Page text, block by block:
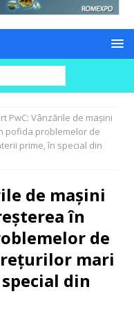
PwC: Vânzările de mașini
pofida problemelor de
prime, în special din
de mașini
în
de
mari
din